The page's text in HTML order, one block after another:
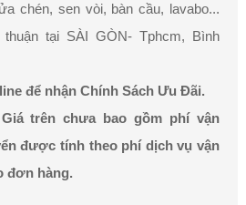
chén, sen vòi, bàn cầu, lavabo...
tại SÀI GÒN- Tphcm, Bình
để nhận Chính Sách Ưu Đãi.
trên chưa bao gồm phí vận
được tính theo phí dịch vụ vận
đơn hàng.